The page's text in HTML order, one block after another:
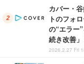
カバー・
トのフォ
の“エラー
続き改善」
2026.2.27 Fri